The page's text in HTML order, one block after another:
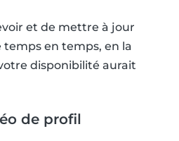
et de mettre à jour
en temps, en la
disponibilité aurait
de profil